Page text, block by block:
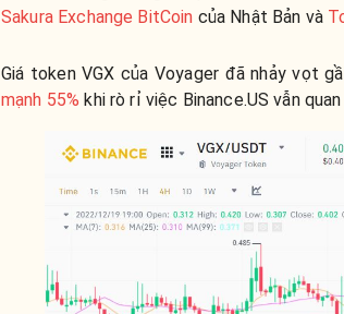
Sakura Exchange BitCoin của Nhật Bản và
Giá token VGX của Voyager đã nhảy vọt
mạnh 55% khi rò rỉ việc Binance.US vẫn